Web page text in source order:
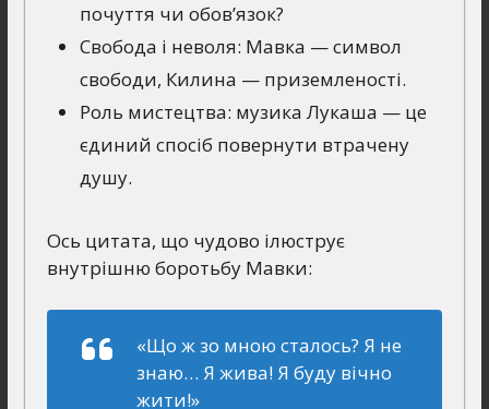
почуття чи обов’язок?
Свобода і неволя: Мавка — символ
свободи, Килина — приземленості.
Роль мистецтва: музика Лукаша — це
єдиний спосіб повернути втрачену
душу.
Ось цитата, що чудово ілюструє
внутрішню боротьбу Мавки:
«Що ж зо мною сталось? Я не
знаю… Я жива! Я буду вічно
жити!»